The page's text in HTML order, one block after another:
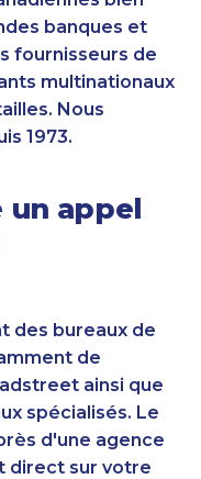
banques et
fournisseurs de
multinationaux
Nous
1973.
un appel
des bureaux de
de
ainsi que
spécialisés. Le
d'une agence
direct sur votre